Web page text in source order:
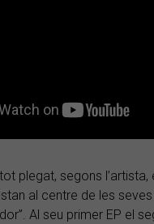
plegat, segons
al centre de les
Al seu primer EP el